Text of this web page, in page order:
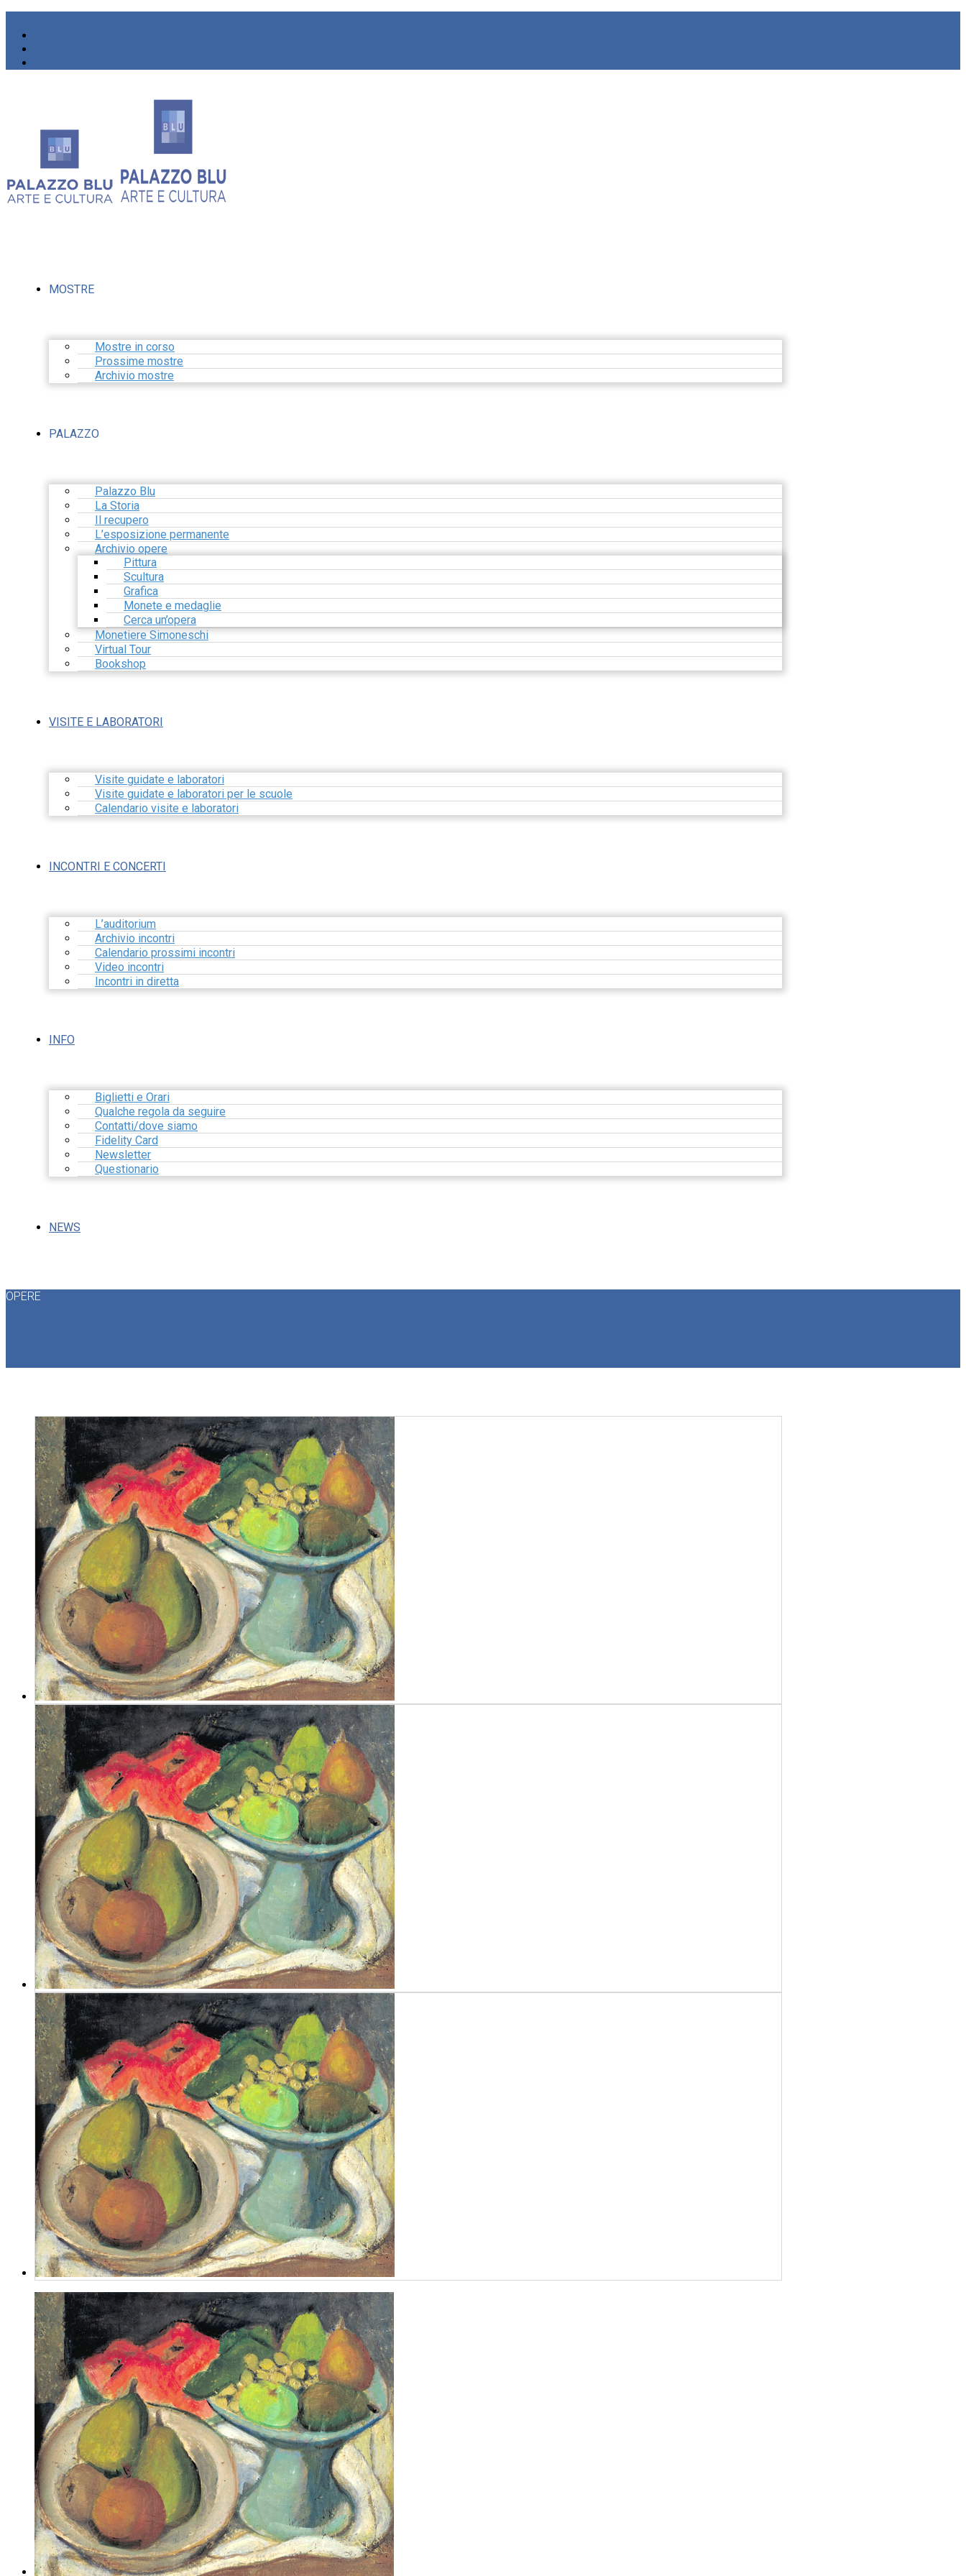
MOSTRE
Mostre in corso
Prossime mostre
Archivio mostre
PALAZZO
Palazzo Blu
La Storia
Il recupero
L’esposizione permanente
Archivio opere
Pittura
Scultura
Grafica
Monete e medaglie
Cerca un’opera
Monetiere Simoneschi
Virtual Tour
Bookshop
VISITE E LABORATORI
Visite guidate e laboratori
Visite guidate e laboratori per le scuole
Calendario visite e laboratori
INCONTRI E CONCERTI
L’auditorium
Archivio incontri
Calendario prossimi incontri
Video incontri
Incontri in diretta
INFO
Biglietti e Orari
Qualche regola da seguire
Contatti/dove siamo
Fidelity Card
Newsletter
Questionario
NEWS
OPERE